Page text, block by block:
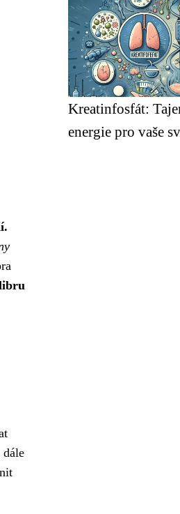
Kreatinfosfát:
energie pro vaše